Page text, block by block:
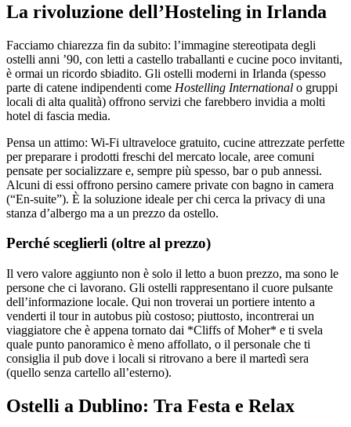
La rivoluzione dell’Hosteling in Irlanda
Facciamo chiarezza fin da subito: l’immagine stereotipata degli
ostelli anni ’90, con letti a castello traballanti e cucine poco invitanti,
è ormai un ricordo sbiadito. Gli ostelli moderni in Irlanda (spesso
parte di catene indipendenti come Hostelling International o gruppi
locali di alta qualità) offrono servizi che farebbero invidia a molti
hotel di fascia media.
Pensa un attimo: Wi-Fi ultraveloce gratuito, cucine attrezzate perfette
per preparare i prodotti freschi del mercato locale, aree comuni
pensate per socializzare e, sempre più spesso, bar o pub annessi.
Alcuni di essi offrono persino camere private con bagno in camera
(“En-suite”). È la soluzione ideale per chi cerca la privacy di una
stanza d’albergo ma a un prezzo da ostello.
Perché sceglierli (oltre al prezzo)
Il vero valore aggiunto non è solo il letto a buon prezzo, ma sono le
persone che ci lavorano. Gli ostelli rappresentano il cuore pulsante
dell’informazione locale. Qui non troverai un portiere intento a
venderti il tour in autobus più costoso; piuttosto, incontrerai un
viaggiatore che è appena tornato dai *Cliffs of Moher* e ti svela
quale punto panoramico è meno affollato, o il personale che ti
consiglia il pub dove i locali si ritrovano a bere il martedì sera
(quello senza cartello all’esterno).
Ostelli a Dublino: Tra Festa e Relax